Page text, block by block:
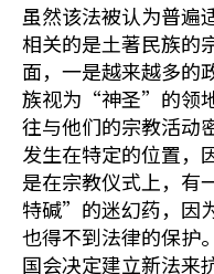
虽然该法被认为普遍
相关的是土著民族的
面，一是越来越多的
族视为“神圣”的领
往与他们的宗教活
发生在特定的位置，
是在宗教仪式上，有
特碱”的迷幻药，因
也得不到法律的保护
国会决定建立新法来